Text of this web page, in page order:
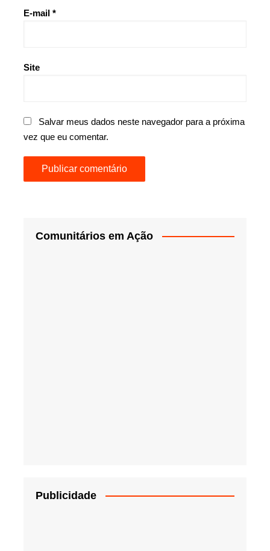
E-mail *
Site
Salvar meus dados neste navegador para a próxima
vez que eu comentar.
Comunitários em Ação
Publicidade